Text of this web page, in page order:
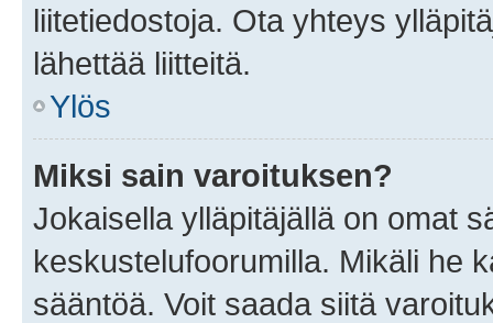
liitetiedostoja. Ota yhteys
lähettää liitteitä.
Ylös
Miksi sain varoituksen?
Jokaisella ylläpitäjällä on omat
keskustelufoorumilla. Mikäli he
sääntöä. Voit saada siitä